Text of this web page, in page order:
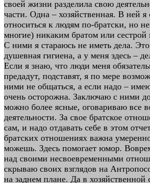
своей жизни разделила свою
части. Одна – хозяйственная. В ней я
относиться к людям по-братски, но
многие) никаким братом или сестрой
С ними я стараюсь не иметь дела. Это
душевная гигиена, а у меня здесь –
Если я знаю, что люди меня
предадут, подставят, я по мере
ними не общаться, а если надо –
очень осторожна. Заключаю с ними
можно более ясные, оговариваю все
деятельности. За свое братское
сам, и надо отдавать себе в этом
братских отношениях важна
можешь. Здесь помогает юмор.
над своими несвоевременными
скрываю своих взглядов на
на заднем плане. Да в хозяйственной